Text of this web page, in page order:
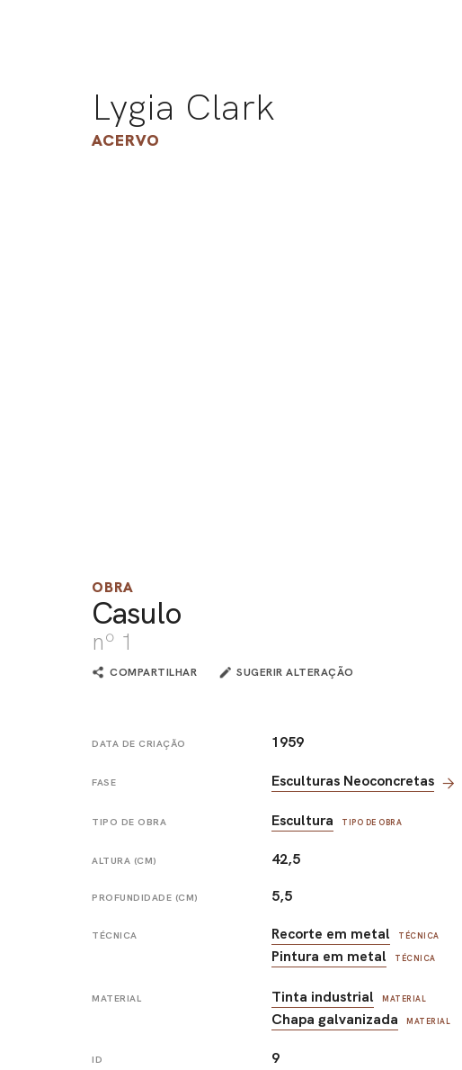
Lygia Clark
ACERVO
OBRA
Casulo
nº 1
COMPARTILHAR SUGERIR ALTERAÇÃO
DATA DE CRIAÇÃO 1959
FASE Esculturas Neoconcretas
TIPO DE OBRA Escultura TIPO DE OBRA
ALTURA (CM) 42,5
PROFUNDIDADE (CM) 5,5
TÉCNICA Recorte em metal TÉCNICA
Pintura em metal TÉCNICA
MATERIAL Tinta industrial MATERIAL
Chapa galvanizada MATERIAL
ID 9